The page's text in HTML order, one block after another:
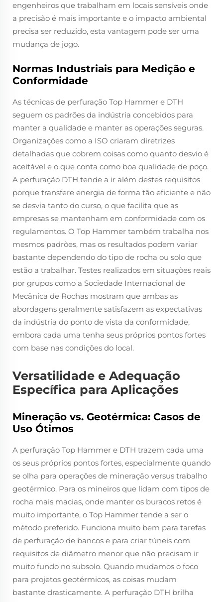
engenheiros que trabalham em locais sensíveis onde
a precisão é mais importante e o impacto ambiental
precisa ser reduzido, esta vantagem pode ser uma
mudança de jogo.
Normas Industriais para Medição e
Conformidade
As técnicas de perfuração Top Hammer e DTH
seguem os padrões da indústria concebidos para
manter a qualidade e manter as operações seguras.
Organizações como a ISO criaram diretrizes
detalhadas que cobrem coisas como quanto desvio é
aceitável e o que conta como boa qualidade de poço.
A perfuração DTH tende a ir além destes requisitos
porque transfere energia de forma tão eficiente e não
se desvia tanto do curso, o que facilita que as
empresas se mantenham em conformidade com os
regulamentos. O Top Hammer também trabalha nos
mesmos padrões, mas os resultados podem variar
bastante dependendo do tipo de rocha ou solo que
estão a trabalhar. Testes realizados em situações reais
por grupos como a Sociedade Internacional de
Mecânica de Rochas mostram que ambas as
abordagens geralmente satisfazem as expectativas
da indústria do ponto de vista da conformidade,
embora cada uma tenha seus próprios pontos fortes
com base nas condições do local.
Versatilidade e Adequação
Específica para Aplicações
Mineração vs. Geotérmica: Casos de
Uso Ótimos
A perfuração Top Hammer e DTH trazem cada uma
os seus próprios pontos fortes, especialmente quando
se olha para operações de mineração versus trabalho
geotérmico. Para os mineiros que lidam com tipos de
rocha mais macias, onde manter os buracos retos é
muito importante, o Top Hammer tende a ser o
método preferido. Funciona muito bem para tarefas
de perfuração de bancos e para criar túneis com
requisitos de diâmetro menor que não precisam ir
muito fundo no subsolo. Quando mudamos o foco
para projetos geotérmicos, as coisas mudam
bastante drasticamente. A perfuração DTH brilha